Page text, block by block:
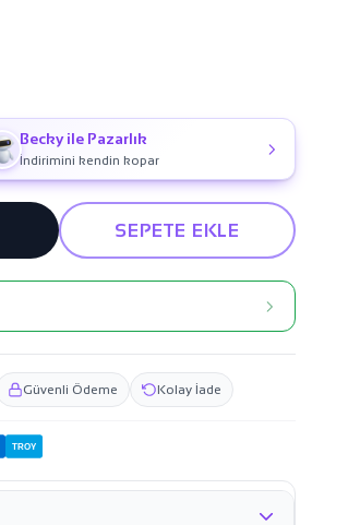
Becky ile Pazarlık
İndirimini kendin kopar
SEPETE EKLE
Güvenli Ödeme Kolay İade
TROY